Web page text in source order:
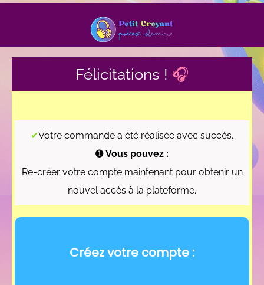
Félicitations ! 🎧
✔Votre commande a été réalisée avec succès.
➊Vous pouvez :
Re-créer votre compte maintenant pour obtenir un
nouvel accès à la plateforme.
Créez votre compte :